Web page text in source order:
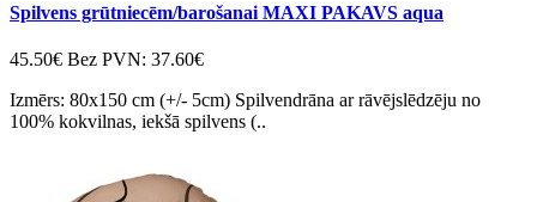
Spilvens grūtniecēm/barošanai MAXI PAKAVS aqua
45.50€ Bez PVN: 37.60€
Izmērs: 80x150 cm (+/- 5cm) Spilvendrāna ar rāvējslēdzēju no
100% kokvilnas, iekšā spilvens (..